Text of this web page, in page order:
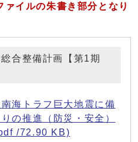
イルの朱書き部分となり
総合整備計画【第1期
海トラフ巨大地震に備
の推進（防災・安全）
/72.90 KB)